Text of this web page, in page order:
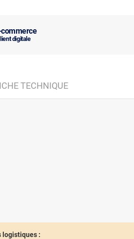
commerce
digitale
TECHNIQUE
logistiques :